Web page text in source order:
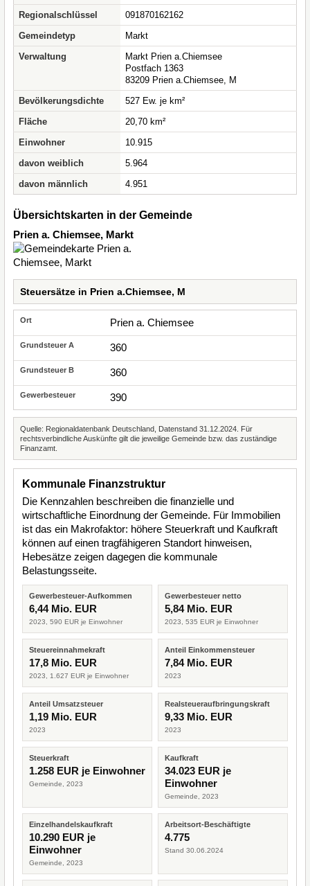
Regionalschlüssel
091870162162
Gemeindetyp
Markt
Verwaltung
Markt Prien a.Chiemsee
Postfach 1363
83209 Prien a.Chiemsee, M
Bevölkerungsdichte
527 Ew. je km²
Fläche
20,70 km²
Einwohner
10.915
davon weiblich
5.964
davon männlich
4.951
Übersichtskarten in der Gemeinde
Prien a. Chiemsee, Markt
Steuersätze in Prien a.Chiemsee, M
Prien a. Chiemsee
360
360
390
Quelle: Regionaldatenbank Deutschland, Datenstand 31.12.2024. Für
rechtsverbindliche Auskünfte gilt die jeweilige Gemeinde bzw. das zuständige
Finanzamt.
Kommunale Finanzstruktur
Die Kennzahlen beschreiben die finanzielle und
wirtschaftliche Einordnung der Gemeinde. Für Immobilien
ist das ein Makrofaktor: höhere Steuerkraft und Kaufkraft
können auf einen tragfähigeren Standort hinweisen,
Hebesätze zeigen dagegen die kommunale
Belastungsseite.
Gewerbesteuer-Aufkommen
6,44 Mio. EUR
2023, 590 EUR je Einwohner
Gewerbesteuer netto
5,84 Mio. EUR
2023, 535 EUR je Einwohner
Steuereinnahmekraft
17,8 Mio. EUR
2023, 1.627 EUR je Einwohner
Anteil Einkommensteuer
7,84 Mio. EUR
2023
Anteil Umsatzsteuer
1,19 Mio. EUR
2023
Realsteueraufbringungskraft
9,33 Mio. EUR
2023
Steuerkraft
1.258 EUR je Einwohner
Gemeinde, 2023
Kaufkraft
34.023 EUR je
Einwohner
Gemeinde, 2023
Einzelhandelskaufkraft
10.290 EUR je
Einwohner
Gemeinde, 2023
Arbeitsort-Beschäftigte
4.775
Stand 30.06.2024